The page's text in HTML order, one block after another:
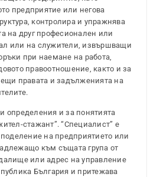
предприятие или негова
контролира и упражнява
на друг професионален или
или на служители, извършващи
при наемане на работа,
правоотношение, както и за
правата и задълженията на
определения и за понятията
стажант”. “Специалист” е
на предприятието или
към същата група от
или адрес на управление
България и притежава